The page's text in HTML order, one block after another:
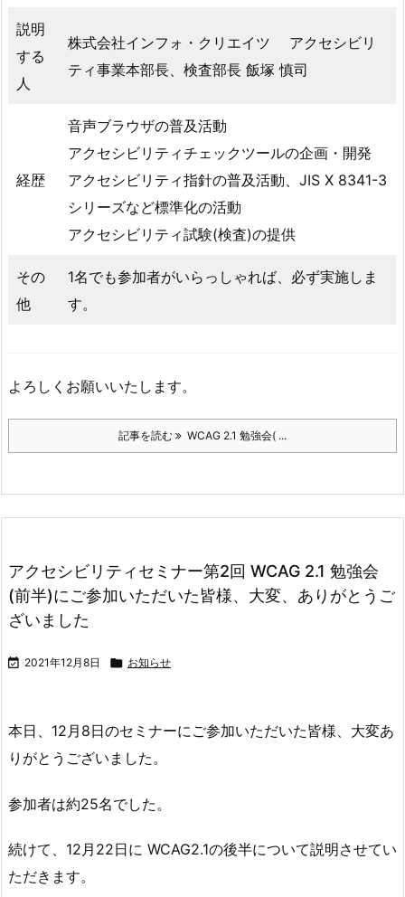
説明
する
人
株式会社インフォ・クリエイツ アクセシビリ
ティ事業本部長、検査部長 飯塚 慎司
経歴
音声ブラウザの普及活動
アクセシビリティチェックツールの企画・開発
アクセシビリティ指針の普及活動、JIS X 8341-3
シリーズなど標準化の活動
アクセシビリティ試験(検査)の提供
その
他
1名でも参加者がいらっしゃれば、必ず実施しま
す。
よろしくお願いいたします。
記事を読む WCAG 2.1 勉強会( ...
アクセシビリティセミナー第2回 WCAG 2.1 勉強会
(前半)にご参加いただいた皆様、大変、ありがとうご
ざいました
 2021年12月8日  お知らせ
本日、12月8日のセミナーにご参加いただいた皆様、大変あ
りがとうございました。
参加者は約25名でした。
続けて、12月22日に WCAG2.1の後半について説明させてい
ただきます。